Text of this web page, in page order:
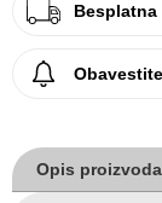
Opis proizvoda